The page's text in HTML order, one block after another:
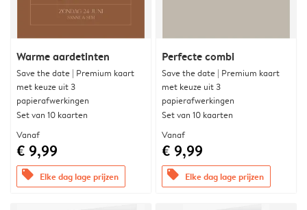
Warme aardetinten
Save the date | Premium kaart
met keuze uit 3
papierafwerkingen
Set van 10 kaarten
Vanaf
€ 9,99
offers Elke dag lage prijzen
Perfecte combi
Save the date | Premium kaart
met keuze uit 3
papierafwerkingen
Set van 10 kaarten
Vanaf
€ 9,99
offers Elke dag lage prijzen